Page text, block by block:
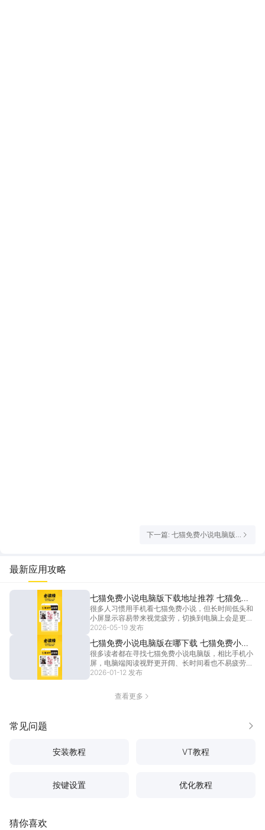
下一篇: 七猫免费小说电脑版
最新应用攻略
七猫免费小说电脑版下载地址推荐 七猫免费
小说PC版去哪用
很多人习惯用手机看七猫免费小说，但长时间低头和
小屏显示容易带来视觉疲劳，切换到电脑上会是更好
的选择。七猫免费小说电脑版能同步手机端所有阅读
进度和书架内容，还能利用电脑大屏提升阅读舒适
度。想知道怎么轻松在电脑上使用七猫免费小说电脑
版吗？下面小 [详情]
2026-05-19 发布
七猫免费小说电脑版在哪下载 七猫免费小说
PC版下载地址推荐
很多读者都在寻找七猫免费小说电脑版，相比手机小
屏，电脑端阅读视野更开阔、长时间看也不易疲劳，
七猫免费小说电脑版恰好能满足这份需求。它延续了
市等各类题材，全部免费阅读，还能实时更新热门书
籍，让大 [详情]
2026-01-12 发布
查看更多
常见问题 更多
安装教程 VT教程
按键设置 优化教程
猜你喜欢